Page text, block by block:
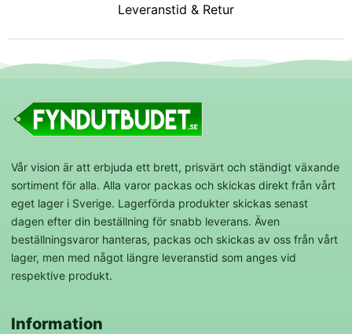
Leveranstid & Retur
Vår vision är att erbjuda ett brett, prisvärt och ständigt växande
sortiment för alla. Alla varor packas och skickas direkt från vårt
eget lager i Sverige. Lagerförda produkter skickas senast
dagen efter din beställning för snabb leverans. Även
beställningsvaror hanteras, packas och skickas av oss från vårt
lager, men med något längre leveranstid som anges vid
respektive produkt.
Information